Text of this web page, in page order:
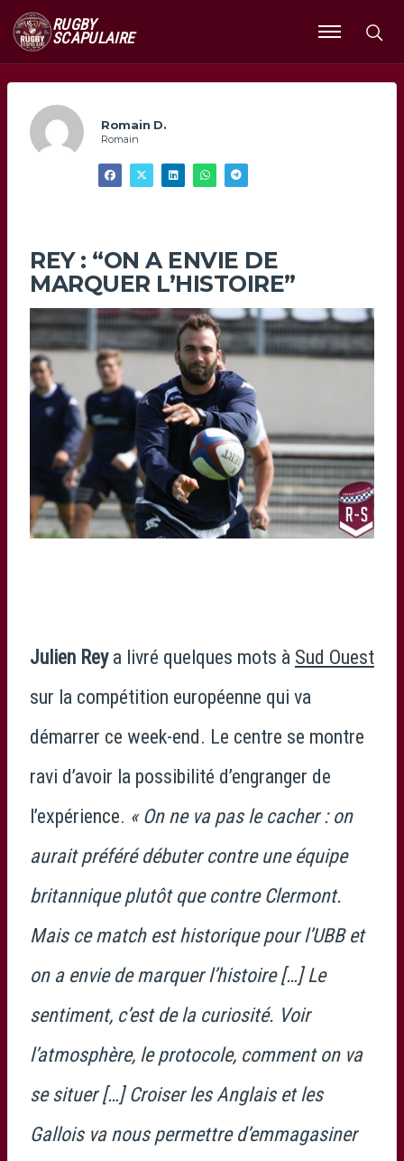
RUGBY
SCAPULAIRE
Ouvrir
le
Romain D.
Romain
REY : “ON A ENVIE DE
MARQUER L’HISTOIRE”
Julien Reya livré quelques mots à Sud Ouest
sur la compétition européenne qui va
démarrer ce week-end. Le centre se montre
ravi d’avoir la possibilité d’engranger de
l’expérience. « On ne va pas le cacher : on
aurait préféré débuter contre une équipe
britannique plutôt que contre Clermont.
Mais ce match est historique pour l’UBB et
on a envie de marquer l’histoire […] Le
sentiment, c’est de la curiosité. Voir
l’atmosphère, le protocole, comment on va
se situer […] Croiser les Anglais et les
Gallois va nous permettre d’emmagasiner